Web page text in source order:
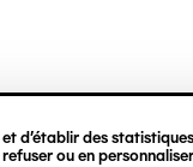
d’établir des
ou en